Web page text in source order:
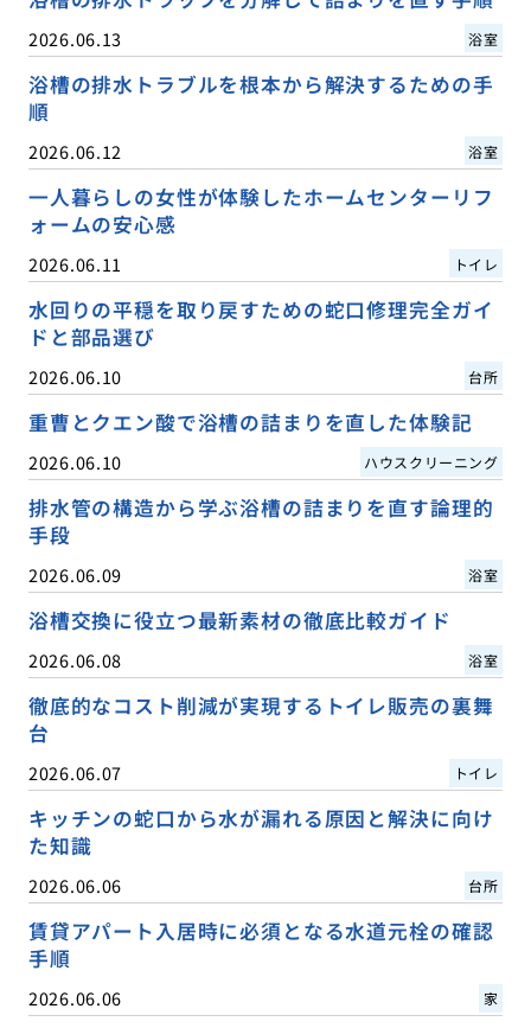
2026.06.13 浴室
浴槽の排水トラブルを根本から解決するための手
順
2026.06.12 浴室
一人暮らしの女性が体験したホームセンターリフ
ォームの安心感
2026.06.11 トイレ
水回りの平穏を取り戻すための蛇口修理完全ガイ
ドと部品選び
2026.06.10 台所
重曹とクエン酸で浴槽の詰まりを直した体験記
2026.06.10 ハウスクリーニング
排水管の構造から学ぶ浴槽の詰まりを直す論理的
手段
2026.06.09 浴室
浴槽交換に役立つ最新素材の徹底比較ガイド
2026.06.08 浴室
徹底的なコスト削減が実現するトイレ販売の裏舞
台
2026.06.07 トイレ
キッチンの蛇口から水が漏れる原因と解決に向け
た知識
2026.06.06 台所
賃貸アパート入居時に必須となる水道元栓の確認
手順
2026.06.06 家